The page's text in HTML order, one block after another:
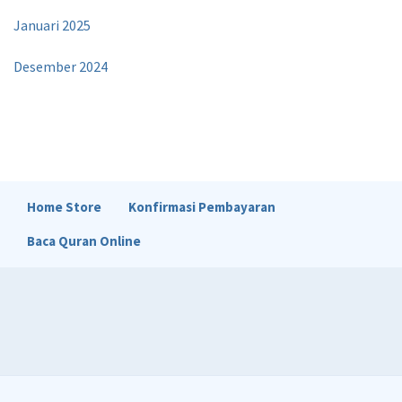
Januari 2025
Desember 2024
Home Store
Konfirmasi Pembayaran
Baca Quran Online